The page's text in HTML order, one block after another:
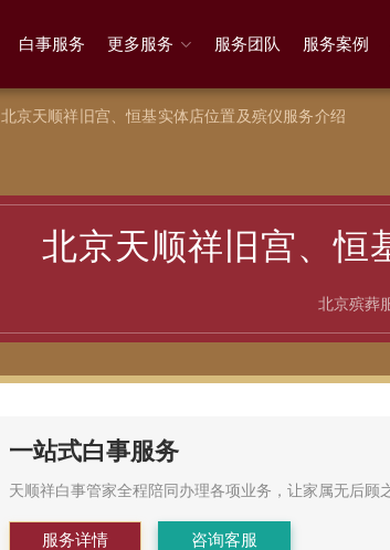
白事服务 更多服务 服务团队 服务案例
北京天顺祥旧宫、恒基实体店位置及殡仪服务介绍
北京天顺祥旧宫、恒
北京殡葬
一站式白事服务
天顺祥白事管家全程陪同办理各项业务，让家属无后顾
服务详情 咨询客服